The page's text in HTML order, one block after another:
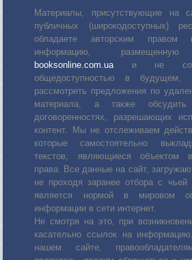
Материалы, присутствующие на
публичных (широкодоступных)
обладаете авторским
информацию,
booksonline.com.uaи не
общедоступностью в
рассмотреть предложения по
материала, а также
договоренностях, разрешающих
контент. Мы не отслеживаем
которые самостоятельно
текстов, являющиеся объектом
права. Все данные на сайт,
не проходя заранее отбора с чьей
является нормой в мировом
информации в сети интернет.
Не смотря на это, при
касательно ссылок на
нашем сайте,